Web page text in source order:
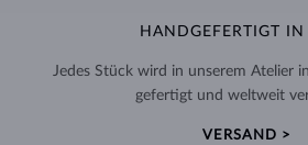
HANDGEFERTIGT IN
Jedes Stück wird in unserem Atelier
gefertigt und weltweit
VERSAND >